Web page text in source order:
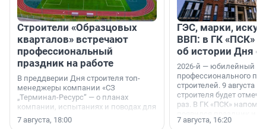
Строители «Образцовых
кварталов» встречают
профессиональный
праздник на работе
В преддверии Дня строителя топ-
менеджеры компании «СЗ
„Терминал-Ресурс“ — о планах
компании, испытаниях и поводах для
осторожного оптимизма.
7 августа, 18:00
ГЭС, марки,
ВВП: в ГК «ПСК»
об истории Дня
2026-й — юбилейный
профессионального
строителей. 9 августа
строителя будет
раз. В ГК «ПСК»
поменялась роль
7 августа, 16:20